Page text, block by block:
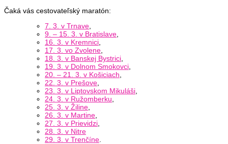
Čaká vás cestovateľský maratón:
7. 3. v Trnave
9. – 15. 3. v Bratislave
16. 3. v Kremnici
17. 3. vo Zvolene
18. 3. v Banskej Bystrici
19. 3. v Dolnom Smokovci
20. – 21. 3. v Košiciach
22. 3. v Prešove
23. 3. v Liptovskom Mikuláši
24. 3. v Ružomberku
25. 3. v Žiline
26. 3. v Martine
27. 3. v Prievidzi
28. 3. v Nitre
29. 3. v Trenčíne